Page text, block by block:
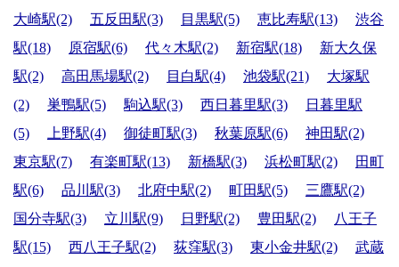
大崎駅(2)
五反田駅(3) 目黒駅(5) 恵比寿駅(13)
渋谷
駅(18)
原宿駅(6) 代々木駅(2) 新宿駅(18)
新大久保
駅(2)
高田馬場駅(2) 目白駅(4) 池袋駅(21)
大塚駅
(2)
巣鴨駅(5) 駒込駅(3) 西日暮里駅(3)
日暮里駅
(5)
上野駅(4) 御徒町駅(3) 秋葉原駅(6)
神田駅(2)
東京駅(7)
有楽町駅(13) 新橋駅(3) 浜松町駅(2)
田町
駅(6)
品川駅(3) 北府中駅(2) 町田駅(5)
三鷹駅(2)
国分寺駅(3)
立川駅(9) 日野駅(2) 豊田駅(2)
八王子
駅(15)
西八王子駅(2) 荻窪駅(3) 東小金井駅(2)
武蔵